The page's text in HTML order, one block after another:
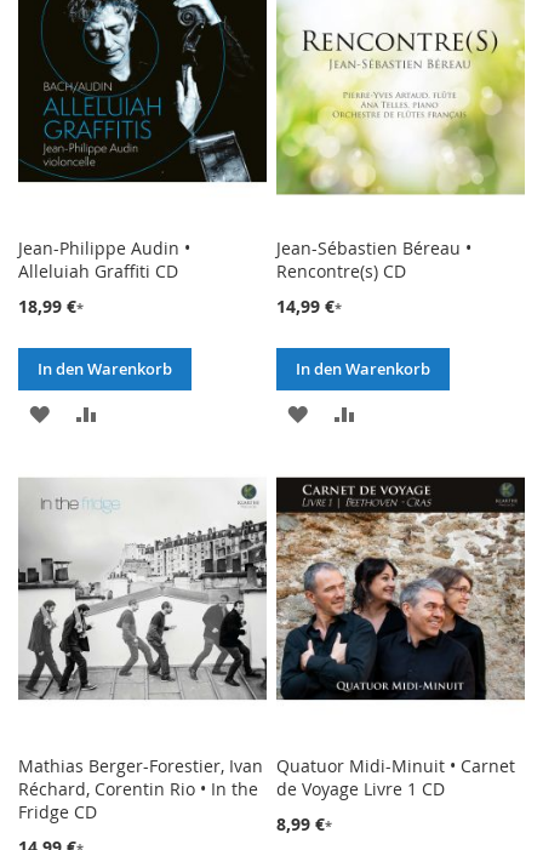
Jean-Philippe Audin •
Alleluiah Graffiti CD
18,99 €
In den Warenkorb
ZUR
HINZUFÜGEN
HINZUFÜGEN
Jean-Sébastien Béreau •
Rencontre(s) CD
14,99 €
In den Warenkorb
ZUR
HINZUFÜGEN
HINZUFÜGEN
Mathias Berger-Forestier, Ivan
Réchard, Corentin Rio • In the
Fridge CD
Quatuor Midi-Minuit • Carnet
de Voyage Livre 1 CD
8,99 €